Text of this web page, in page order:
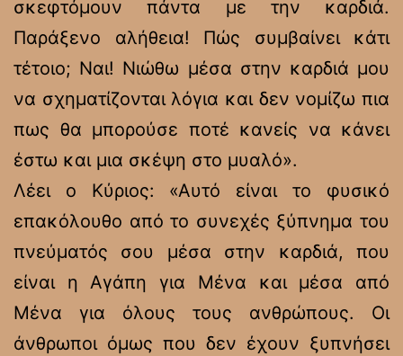
σκεφτόμουν πάντα με την καρδιά.
Παράξενο αλήθεια! Πώς συμβαίνει κάτι
τέτοιο; Ναι! Νιώθω μέσα στην καρδιά μου
να σχηματίζονται λόγια και δεν νομίζω πια
πως θα μπορούσε ποτέ κανείς να κάνει
έστω και μια σκέψη στο μυαλό».
Λέει ο Κύριος: «Αυτό είναι το φυσικό
επακόλουθο από το συνεχές ξύπνημα του
πνεύματός σου μέσα στην καρδιά, που
είναι η Αγάπη για Μένα και μέσα από
Μένα για όλους τους ανθρώπους. Οι
άνθρωποι όμως που δεν έχουν ξυπνήσει